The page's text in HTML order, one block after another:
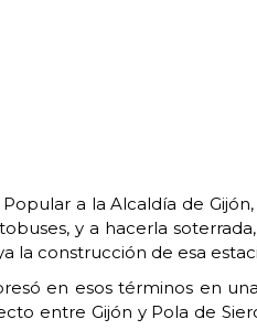
a la Alcaldía de
y a hacerla
la construcción de esa
en esos términos en
entre Gijón y Pola de